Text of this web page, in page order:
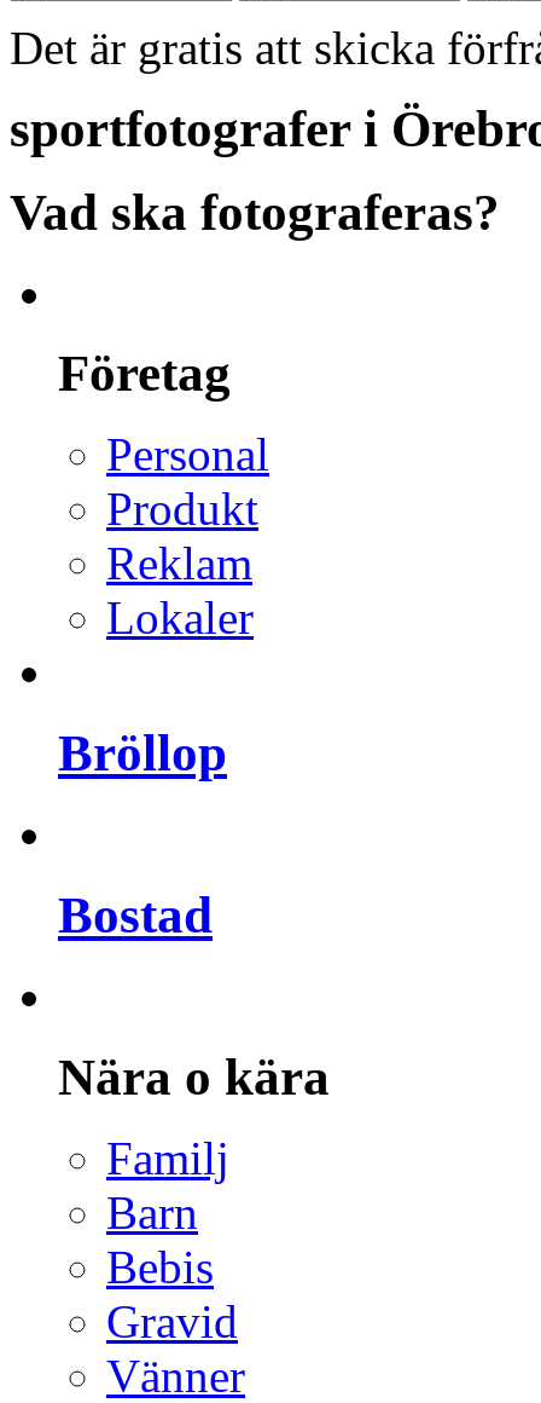
Det är gratis att skicka
sportfotografer i
Vad ska fotograferas?
Företag
Personal
Produkt
Reklam
Lokaler
Bröllop
Bostad
Nära o kära
Familj
Barn
Bebis
Gravid
Vänner